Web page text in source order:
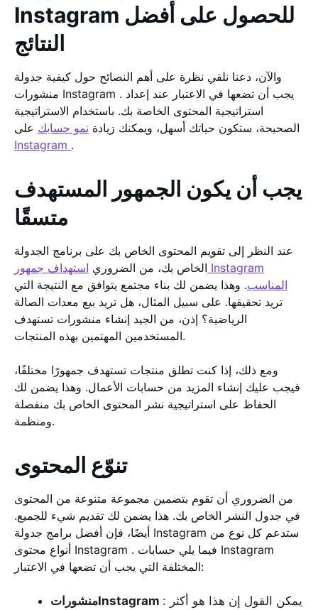
Instagram للحصول على أفضل
النتائج
والآن، دعنا نلقي نظرة على أهم النصائح حول كيفية جدولة
منشورات Instagram . يجب أن تضعها في الاعتبار عند إعداد
استراتيجية المحتوى الخاصة بك. باستخدام الاستراتيجية
الصحيحة، ستكون حياتك أسهل، ويمكنك زيادة نمو حسابك على
Instagram .
يجب أن يكون الجمهور المستهدف
متسقًا
عند النظر إلى تقويم المحتوى الخاص بك على برنامج الجدولة
الخاص بك، من الضروري استهداف جمهور Instagram
المناسب. وهذا يضمن لك بناء مجتمع يتوافق مع النتيجة التي
تريد تحقيقها. على سبيل المثال، هل تريد بيع معدات الصالة
الرياضية؟ إذن، من الجيد إنشاء منشورات تستهدف
المستخدمين المهتمين بهذه المنتجات.
ومع ذلك، إذا كنت تطلق منتجات تستهدف جمهورًا مختلفًا،
فيجب عليك إنشاء المزيد من حسابات الأعمال. وهذا يضمن لك
الحفاظ على استراتيجية نشر المحتوى الخاص بك منفصلة
ومنظمة.
تنوّع المحتوى
من الضروري أن تقوم بتضمين مجموعة متنوعة من المحتوى
في جدول النشر الخاص بك. هذا يضمن لك تقديم شيء للجميع.
أيضًا، فإن أفضل برامج جدولة Instagram ستدعم كل نوع من
أنواع محتوى Instagram . فيما يلي حسابات Instagram
المختلفة التي يجب أن تضعها في الاعتبار:
منشوراتInstagram : يمكن القول إن هذا هو أكثر